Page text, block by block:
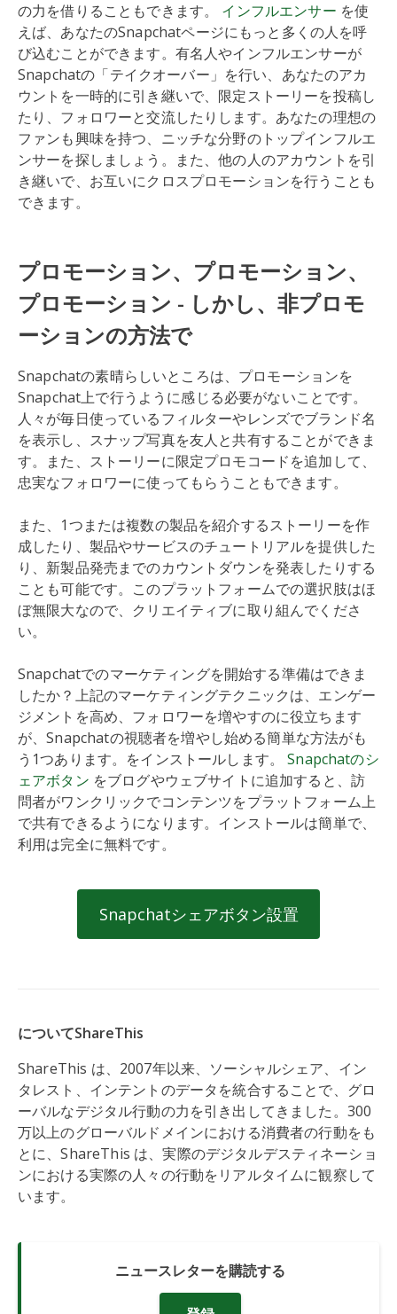
の力を借りることもできます。 インフルエンサー を使
えば、あなたのSnapchatページにもっと多くの人を呼
び込むことができます。有名人やインフルエンサーが
Snapchatの「テイクオーバー」を行い、あなたのアカ
ウントを一時的に引き継いで、限定ストーリーを投稿し
たり、フォロワーと交流したりします。あなたの理想の
ファンも興味を持つ、ニッチな分野のトップインフルエ
ンサーを探しましょう。また、他の人のアカウントを引
き継いで、お互いにクロスプロモーションを行うことも
できます。
プロモーション、プロモーション、
プロモーション - しかし、非プロモ
ーションの方法で
Snapchatの素晴らしいところは、プロモーションを
Snapchat上で行うように感じる必要がないことです。
人々が毎日使っているフィルターやレンズでブランド名
を表示し、スナップ写真を友人と共有することができま
す。また、ストーリーに限定プロモコードを追加して、
忠実なフォロワーに使ってもらうこともできます。
また、1つまたは複数の製品を紹介するストーリーを作
成したり、製品やサービスのチュートリアルを提供した
り、新製品発売までのカウントダウンを発表したりする
ことも可能です。このプラットフォームでの選択肢はほ
ぼ無限大なので、クリエイティブに取り組んでくださ
い。
Snapchatでのマーケティングを開始する準備はできま
したか？上記のマーケティングテクニックは、エンゲー
ジメントを高め、フォロワーを増やすのに役立ちます
が、Snapchatの視聴者を増やし始める簡単な方法がも
う1つあります。をインストールします。Snapchatのシ
ェアボタン をブログやウェブサイトに追加すると、訪
問者がワンクリックでコンテンツをプラットフォーム上
で共有できるようになります。インストールは簡単で、
利用は完全に無料です。
Snapchatシェアボタン設置
についてShareThis
ShareThis は、2007年以来、ソーシャルシェア、イン
タレスト、インテントのデータを統合することで、グロ
ーバルなデジタル行動の力を引き出してきました。300
万以上のグローバルドメインにおける消費者の行動をも
とに、ShareThis は、実際のデジタルデスティネーショ
ンにおける実際の人々の行動をリアルタイムに観察して
います。
ニュースレターを購読する